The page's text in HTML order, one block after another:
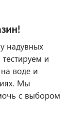
надувных
и
воде и
Мы
с выбором